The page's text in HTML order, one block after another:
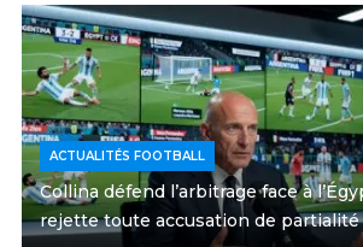
ACTUALITÉS FOOTBALL
Collina défend l’arbitrage face à
rejette toute accusation de partialité